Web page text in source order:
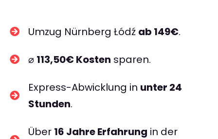
Umzug Nürnberg Łódź ab 149€.
⌀ 113,50€ Kosten sparen.
Express-Abwicklung in unter 24
Stunden.
Über 16 Jahre Erfahrung in der